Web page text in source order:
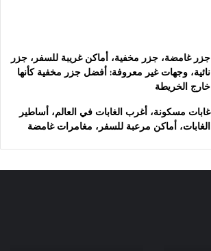
جزر غامضة، جزر مخفية، أماكن غريبة للسفر، جزر
نائية، وجهات غير معروفة: أفضل جزر مخفية كأنها
خارج الخريطة
غابات مسكونة، أغرب الغابات في العالم، أساطير
الغابات، أماكن مرعبة للسفر، مغامرات غامضة